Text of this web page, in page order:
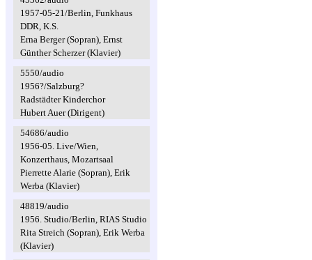
1957-05-21/Berlin, Funkhaus
DDR, K.S.
Erna Berger (Sopran), Ernst
Günther Scherzer (Klavier)
5550/audio
1956?/Salzburg?
Radstädter Kinderchor
Hubert Auer (Dirigent)
54686/audio
1956-05. Live/Wien,
Konzerthaus, Mozartsaal
Pierrette Alarie (Sopran), Erik
Werba (Klavier)
48819/audio
1956. Studio/Berlin, RIAS Studio
Rita Streich (Sopran), Erik Werba
(Klavier)